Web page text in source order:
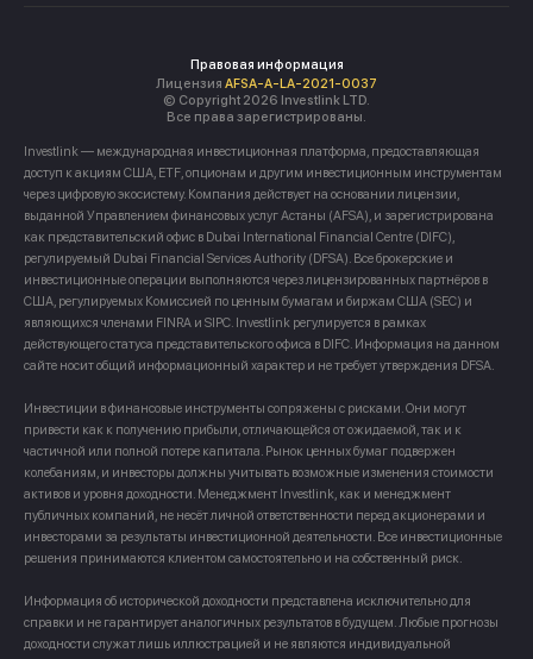
Правовая информация
Лицензия AFSA-A-LA-2021-0037
© Copyright 2026 Investlink LTD.
Все права зарегистрированы.
Investlink — международная инвестиционная платформа, предоставляющая
доступ к акциям США, ETF, опционам и другим инвестиционным инструментам
через цифровую экосистему. Компания действует на основании лицензии,
выданной Управлением финансовых услуг Астаны (AFSA), и зарегистрирована
как представительский офис в Dubai International Financial Centre (DIFC),
регулируемый Dubai Financial Services Authority (DFSA). Все брокерские и
инвестиционные операции выполняются через лицензированных партнёров в
США, регулируемых Комиссией по ценным бумагам и биржам США (SEC) и
являющихся членами FINRA и SIPC. Investlink регулируется в рамках
действующего статуса представительского офиса в DIFC. Информация на данном
сайте носит общий информационный характер и не требует утверждения DFSA.
Инвестиции в финансовые инструменты сопряжены с рисками. Они могут
привести как к получению прибыли, отличающейся от ожидаемой, так и к
частичной или полной потере капитала. Рынок ценных бумаг подвержен
колебаниям, и инвесторы должны учитывать возможные изменения стоимости
активов и уровня доходности. Менеджмент Investlink, как и менеджмент
публичных компаний, не несёт личной ответственности перед акционерами и
инвесторами за результаты инвестиционной деятельности. Все инвестиционные
решения принимаются клиентом самостоятельно и на собственный риск.
Информация об исторической доходности представлена исключительно для
справки и не гарантирует аналогичных результатов в будущем. Любые прогнозы
доходности служат лишь иллюстрацией и не являются индивидуальной